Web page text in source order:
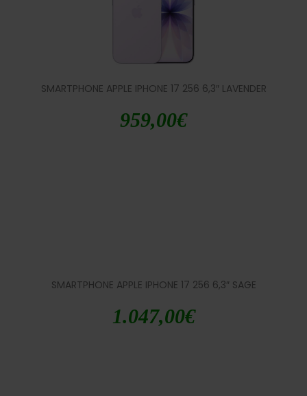
SMARTPHONE APPLE IPHONE 17 256 6,3″ LAVENDER
959,00€
SMARTPHONE APPLE IPHONE 17 256 6,3″ SAGE
1.047,00€